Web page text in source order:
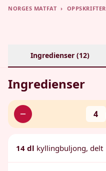
NORGES MATFAT › OPPSKRIFTER
Ingredienser (12)
Ingredienser
4
14 dl kyllingbuljong, delt